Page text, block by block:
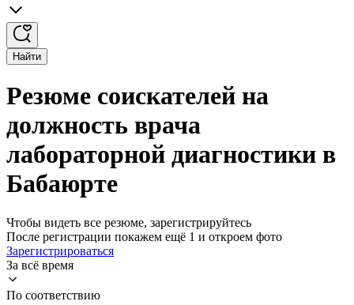
Найти
Резюме соискателей на
должность врача
лабораторной диагностики в
Бабаюрте
Чтобы видеть все резюме, зарегистрируйтесь
После регистрации покажем ещё 1 и откроем фото
Зарегистрироваться
За всё время
По соответствию